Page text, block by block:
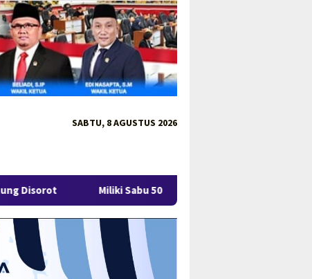
SABTU, 8 AGUSTUS 2026
Miliki Sabu 50 Gram, IRT di Pangkalpinang Ditangkap